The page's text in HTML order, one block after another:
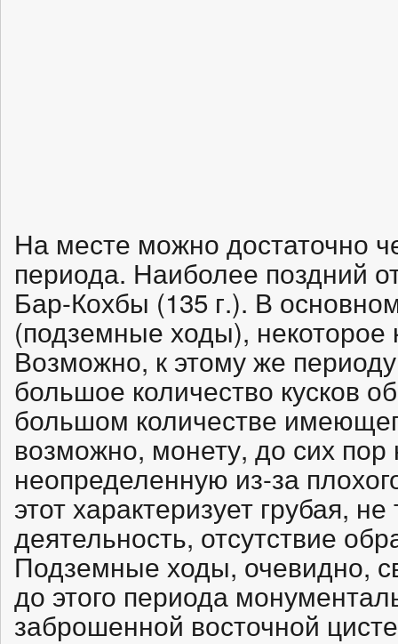
На месте можно достаточно
периода. Наиболее поздний
Бар-Кохбы (135 г.). В
(подземные ходы), некоторое
Возможно, к этому же
большое количество кусков
большом количестве
возможно, монету, до сих
неопределенную из-за
этот характеризует грубая,
деятельность, отсутствие
Подземные ходы, очевидно,
до этого периода
заброшенной восточной